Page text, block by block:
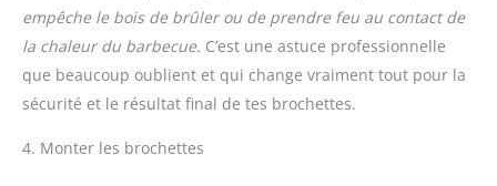
empêche le bois de brûler ou de prendre feu au contact de
la chaleur du barbecue. C’est une astuce professionnelle
que beaucoup oublient et qui change vraiment tout pour la
sécurité et le résultat final de tes brochettes.
4. Monter les brochettes